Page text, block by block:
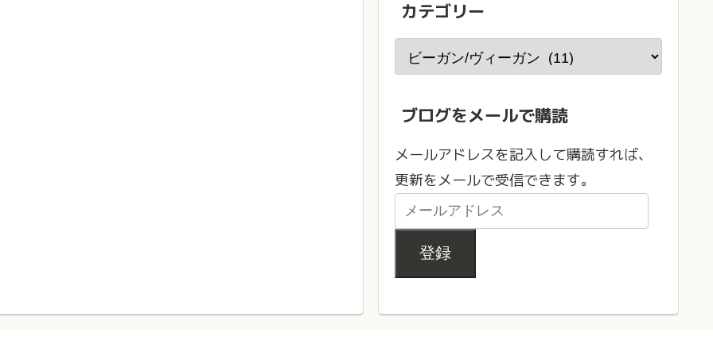
カテゴリー
ブログをメールで購読
メールアドレスを記入して購読すれば、
更新をメールで受信できます。
登録